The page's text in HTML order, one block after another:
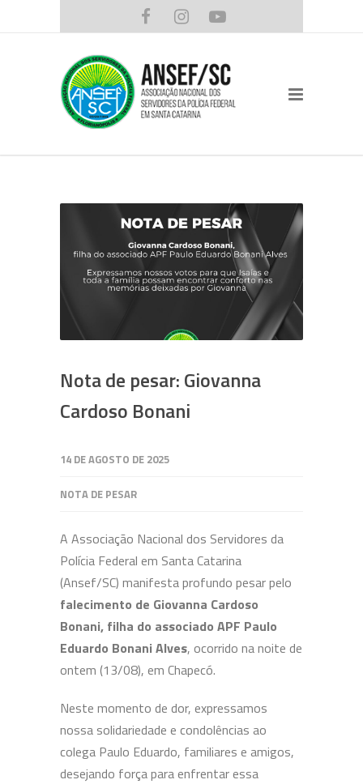
Nota de pesar: Giovanna
Cardoso Bonani
14 DE AGOSTO DE 2025
NOTA DE PESAR
A Associação Nacional dos Servidores da
Polícia Federal em Santa Catarina
(Ansef/SC) manifesta profundo pesar pelo
falecimento de Giovanna Cardoso
Bonani, filha do associado APF Paulo
Eduardo Bonani Alves, ocorrido na noite de
ontem (13/08), em Chapecó.
Neste momento de dor, expressamos
nossa solidariedade e condolências ao
colega Paulo Eduardo, familiares e amigos,
desejando força para enfrentar essa